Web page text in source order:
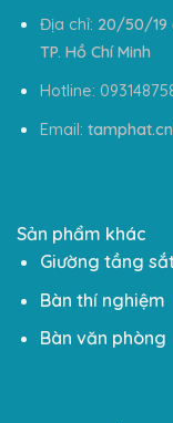
Địa chỉ: 20/50/19
TP. Hồ Chí Minh
Hotline:
Email:
Sản phẩm khác
Giường tầng
Bàn thí nghiệm
Bàn văn phòng